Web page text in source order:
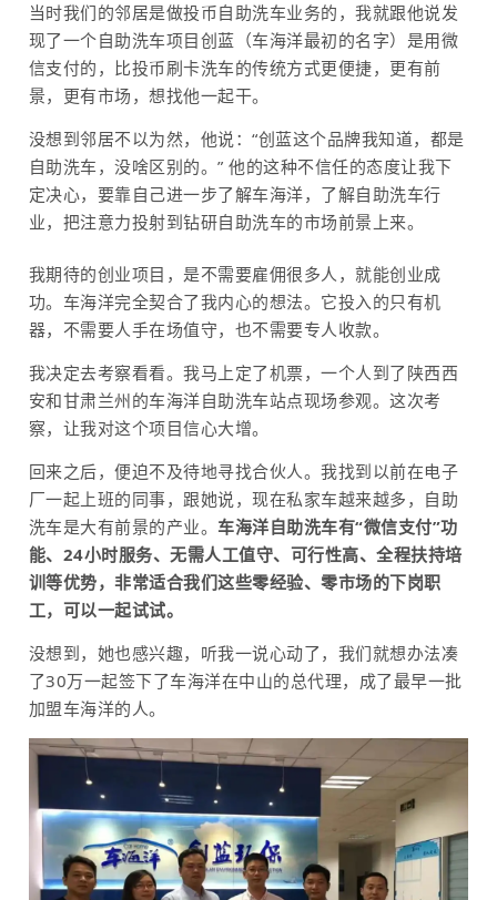
当时我们的邻居是做投币自助洗车业务的，我就跟他说发
现了一个自助洗车项目创蓝（车海洋最初的名字）是用微
信支付的，比投币刷卡洗车的传统方式更便捷，更有前
景，更有市场，想找他一起干。
没想到邻居不以为然，他说：“创蓝这个品牌我知道，都是
自助洗车，没啥区别的。” 他的这种不信任的态度让我下
定决心，要靠自己进一步了解车海洋，了解自助洗车行
业，把注意力投射到钻研自助洗车的市场前景上来。
我期待的创业项目，是不需要雇佣很多人，就能创业成
功。车海洋完全契合了我内心的想法。它投入的只有机
器，不需要人手在场值守，也不需要专人收款。
我决定去考察看看。我马上定了机票，一个人到了陕西西
安和甘肃兰州的车海洋自助洗车站点现场参观。这次考
察，让我对这个项目信心大增。
回来之后，便迫不及待地寻找合伙人。我找到以前在电子
厂一起上班的同事，跟她说，现在私家车越来越多，自助
洗车是大有前景的产业。 车海洋自助洗车有“微信支付”功
能、24小时服务、无需人工值守、可行性高、全程扶持培
训等优势，非常适合我们这些零经验、零市场的下岗职
工，可以一起试试。
没想到，她也感兴趣，听我一说心动了，我们就想办法凑
了30万一起签下了车海洋在中山的总代理，成了最早一批
加盟车海洋的人。